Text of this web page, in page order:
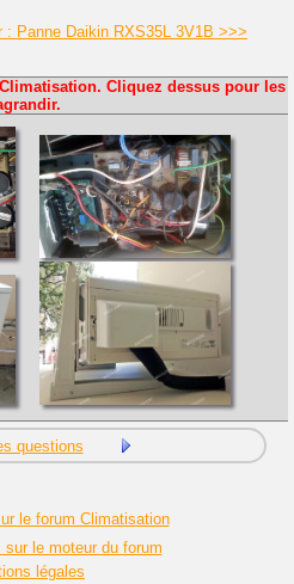
Panne Daikin RXS35L 3V1B >>>
Cliquez dessus pour les
questions
le forum Climatisation
sur le moteur du forum
légales